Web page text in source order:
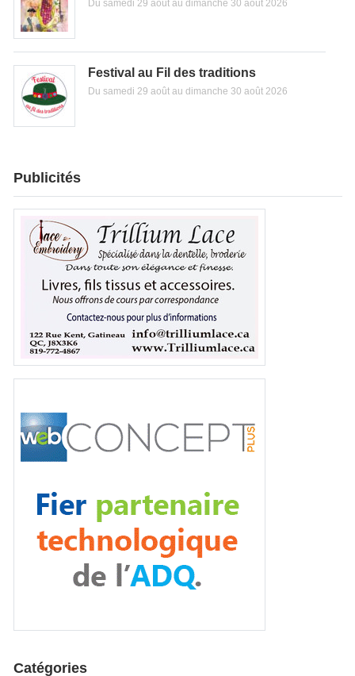
Du samedi 29 août au dimanche 30 août 2026
Festival au Fil des traditions
Du samedi 29 août au dimanche 30 août 2026
Publicités
Catégories